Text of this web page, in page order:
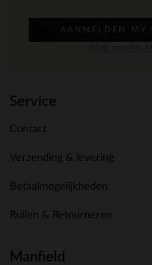
AANMELDEN MY
Service
Contact
Verzending & levering
Betaalmogelijkheden
Ruilen & Retourneren
Manfield